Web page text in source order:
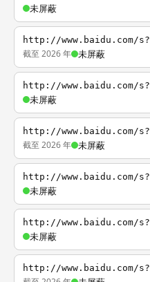
未屏蔽
http://www.baidu.com/
截至 2026 年 未屏蔽
http://www.baidu.com/
未屏蔽
http://www.baidu.com/
截至 2026 年 未屏蔽
http://www.baidu.com/
未屏蔽
http://www.baidu.com/
未屏蔽
http://www.baidu.com/